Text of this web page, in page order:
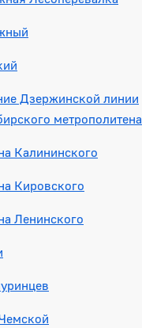
Дзержинской линии
метрополитена
Калининского
Кировского
Ленинского